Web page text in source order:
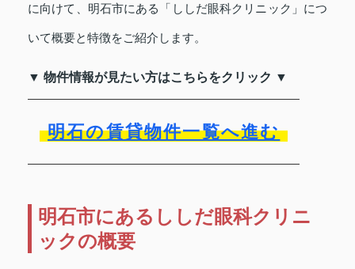
に向けて、明石市にある「ししだ眼科クリニック」につ
いて概要と特徴をご紹介します。
▼ 物件情報が見たい方はこちらをクリック ▼
明石の賃貸物件一覧へ進む
明石市にあるししだ眼科クリニ
ックの概要